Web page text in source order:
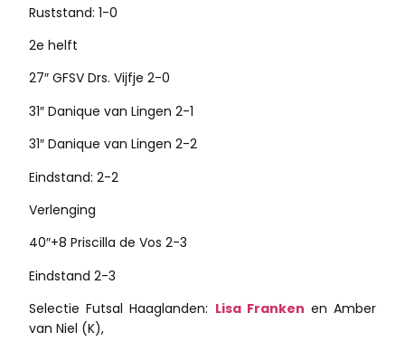
Ruststand: 1-0
2e helft
27″ GFSV Drs. Vijfje 2-0
31″ Danique van Lingen 2-1
31″ Danique van Lingen 2-2
Eindstand: 2-2
Verlenging
40″+8 Priscilla de Vos 2-3
Eindstand 2-3
Selectie Futsal Haaglanden: Lisa Franken en Amber
van Niel (K),